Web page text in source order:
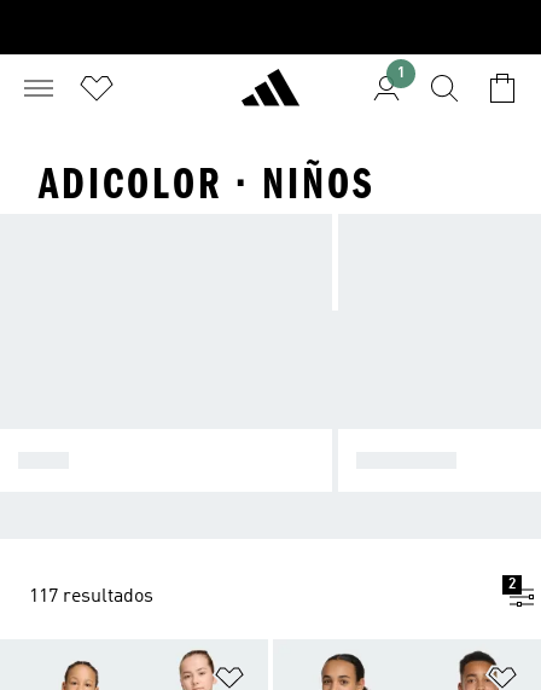
1
ADICOLOR · NIÑOS
117 resultados
2
Añadir a la lista de deseos